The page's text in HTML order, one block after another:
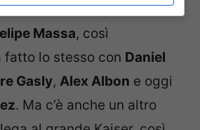
tritòEddie Irvine,Rubens
Massa, così
fatto lo stesso con Daniel
Gasly, Alex Albon e oggi
. Ma c’è anche un altro